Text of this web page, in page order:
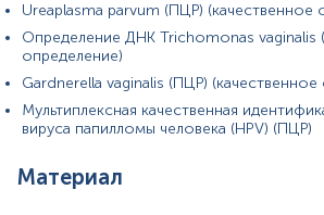
Ureaplasma parvum (ПЦР) (качественное
Определение ДНК Trichomonas vaginalis
определение)
Gardnerella vaginalis (ПЦР) (качественное
Мультиплексная качественная
вируса папилломы человека (HPV) (ПЦР)
Материал